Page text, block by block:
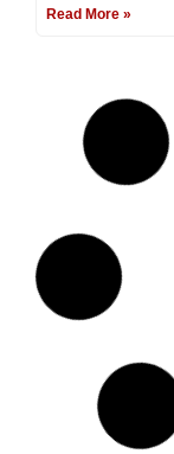
Read More »
बिहार शिक्षा
9:30 बजे
Kriyansh April